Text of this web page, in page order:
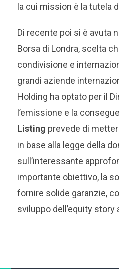
la cui mission è la tutela
Di recente poi si è avuta
Borsa di Londra, scelta
condivisione e
grandi aziende
Holding ha optato per il
l’emissione e la
Listing prevede di
in base alla legge della
sull’interessante
importante obiettivo, la
fornire solide garanzie,
sviluppo dell’equity